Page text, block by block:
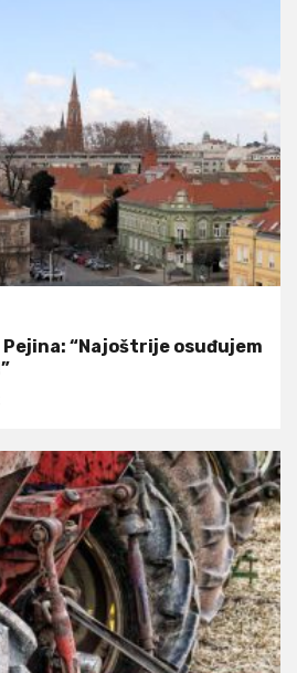
Pejina: “Najoštrije osuđujem